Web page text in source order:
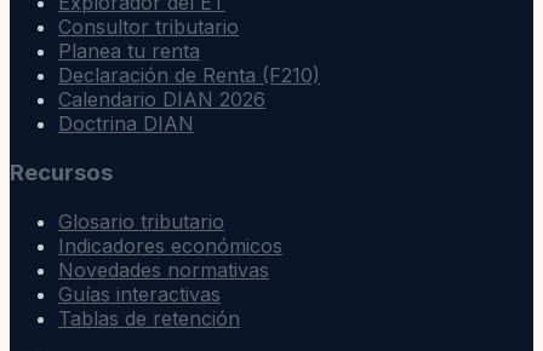
Consultor tributario
Planea tu renta
Declaración de Renta (F210)
Calendario DIAN 2026
Doctrina DIAN
Recursos
Glosario tributario
Indicadores económicos
Novedades normativas
Guías interactivas
Tablas de retención